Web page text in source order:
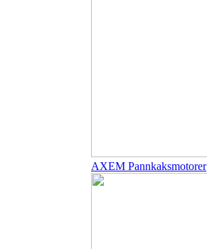
AXEM Pannkaksmotorer